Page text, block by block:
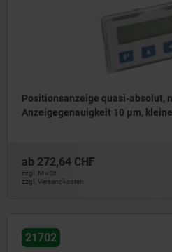
Positionsanzeige quasi-absolut,
Anzeigegenauigkeit 10 µm,
ab 272,64 CHF
zzgl. MwSt.
zzgl. Versandkosten
21702